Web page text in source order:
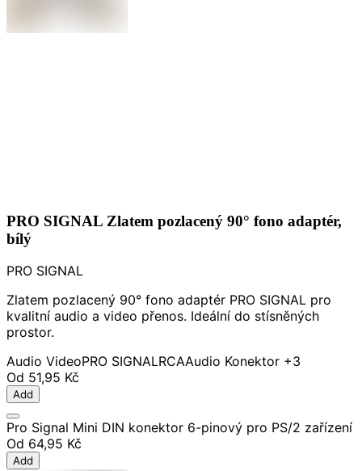
PRO SIGNAL Zlatem pozlacený 90° fono adaptér,
bílý
PRO SIGNAL
Zlatem pozlacený 90° fono adaptér PRO SIGNAL pro
kvalitní audio a video přenos. Ideální do stísněných
prostor.
Audio VideoPRO SIGNALRCAAudio Konektor +3
Od 51,95 Kč
Add
Pro Signal Mini DIN konektor 6-pinový pro PS/2 zařízení
Od 64,95 Kč
Add